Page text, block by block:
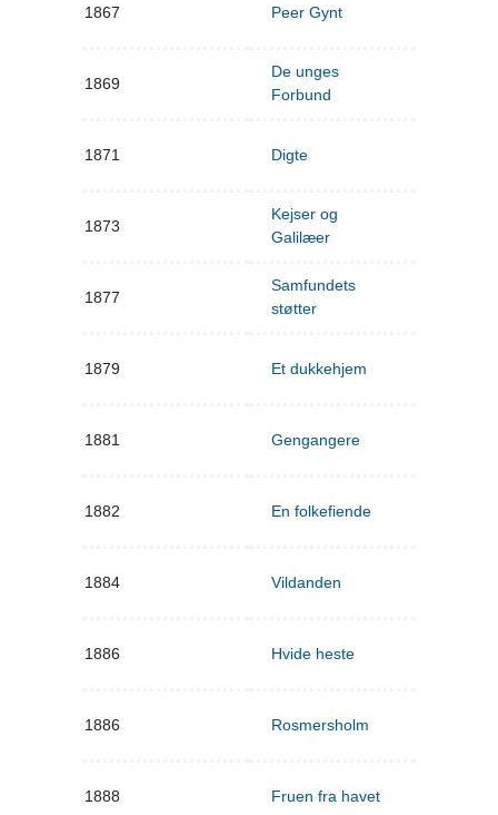
1867 Peer Gynt
1869
De unges
Forbund
1871 Digte
1873
Kejser og
Galilæer
1877
Samfundets
støtter
1879 Et dukkehjem
1881 Gengangere
1882 En folkefiende
1884 Vildanden
1886 Hvide heste
1886 Rosmersholm
1888 Fruen fra havet